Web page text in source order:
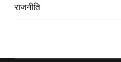
राजनीति